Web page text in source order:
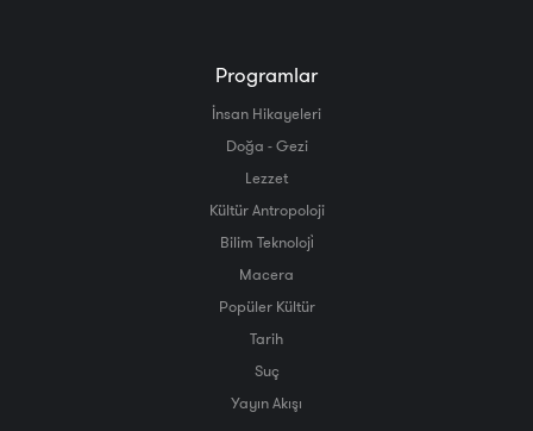
Programlar
İnsan Hikayeleri
Doğa - Gezi
Lezzet
Kültür Antropoloji
Bilim Teknoloji̇
Macera
Popüler Kültür
Tarih
Suç
Yayın Akışı